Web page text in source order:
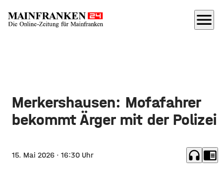
menu
Merkershausen: Mofafahrer
bekommt Ärger mit der Polizei
15. Mai 2026 · 16:30 Uhr headphones chrome_reader_mode